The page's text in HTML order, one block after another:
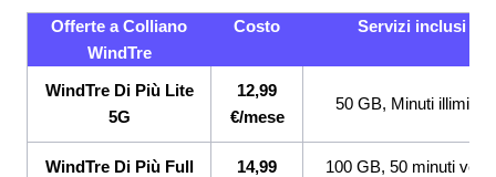
Offerte a Colliano
WindTre
Costo Servizi inclusi
WindTre Di Più Lite
5G
12,99
€/mese
50 GB, Minuti illimitati
WindTre Di Più Full
14,99
100 GB, 50 minuti